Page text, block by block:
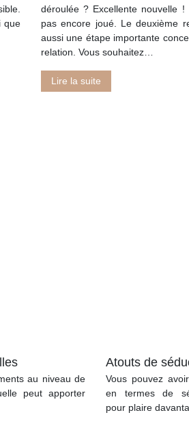
que
déroulée ? Excellente nouvelle !
pas encore joué. Le deuxième
aussi une étape importante
relation. Vous souhaitez…
Lire la suite
au niveau de
peut apporter
Atouts de
Vous pouvez
en termes de
pour plaire